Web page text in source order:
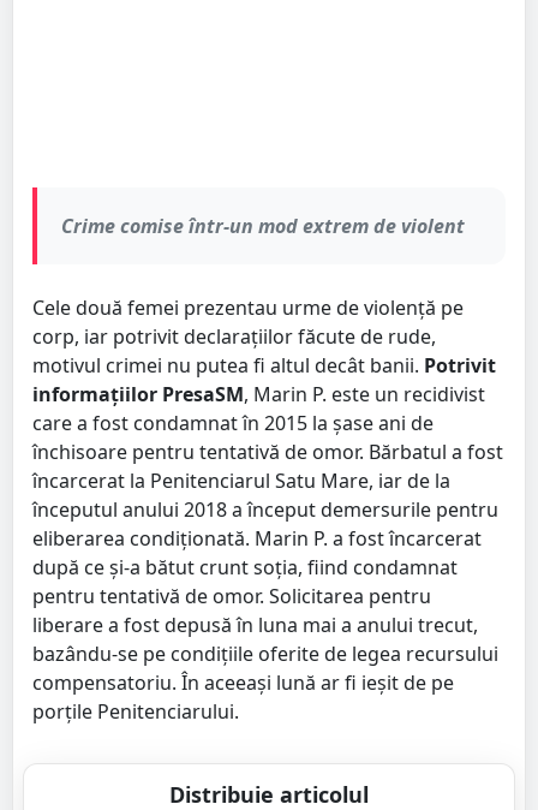
Crime comise într-un mod extrem de violent
Cele două femei prezentau urme de violență pe
corp, iar potrivit declarațiilor făcute de rude,
motivul crimei nu putea fi altul decât banii. Potrivit
informațiilor PresaSM, Marin P. este un recidivist
care a fost condamnat în 2015 la șase ani de
închisoare pentru tentativă de omor. Bărbatul a fost
încarcerat la Penitenciarul Satu Mare, iar de la
începutul anului 2018 a început demersurile pentru
eliberarea condiționată. Marin P. a fost încarcerat
după ce și-a bătut crunt soția, fiind condamnat
pentru tentativă de omor. Solicitarea pentru
liberare a fost depusă în luna mai a anului trecut,
bazându-se pe condițiile oferite de legea recursului
compensatoriu. În aceeași lună ar fi ieșit de pe
porțile Penitenciarului.
Distribuie articolul